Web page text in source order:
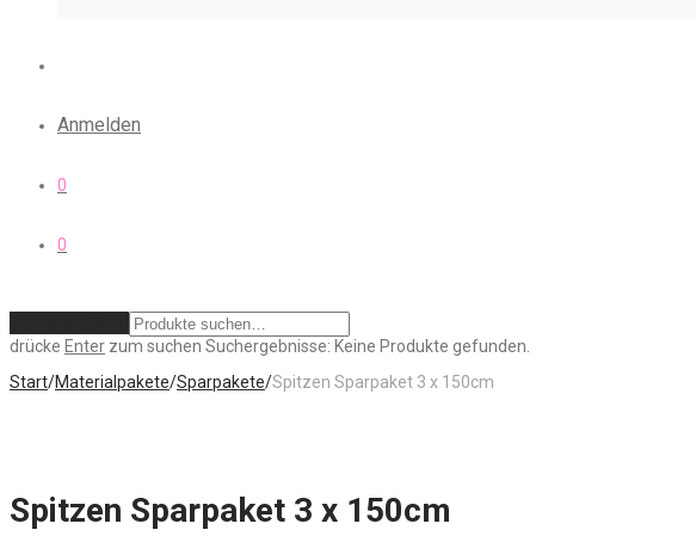
Anmelden
0
0
drücke Enter zum suchen Suchergebnisse: Keine Produkte gefunden.
Start/Materialpakete/Sparpakete/Spitzen Sparpaket 3 x 150cm
Spitzen Sparpaket 3 x 150cm